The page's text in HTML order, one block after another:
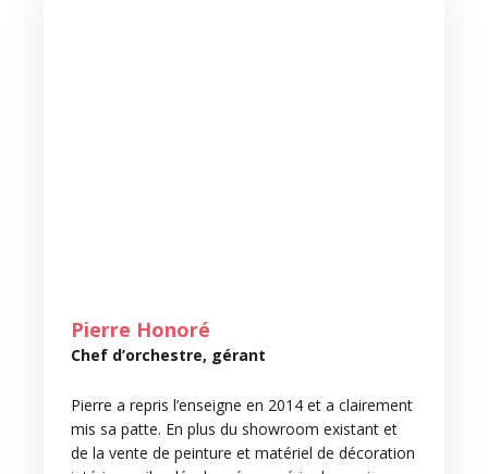
Pierre Honoré
Chef d’orchestre, gérant
Pierre a repris l’enseigne en 2014 et a clairement
mis sa patte. En plus du showroom existant et
de la vente de peinture et matériel de décoration